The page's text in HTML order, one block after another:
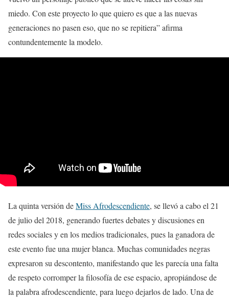
miedo. Con este proyecto lo que quiero es que a las nuevas
generaciones no pasen eso, que no se repitiera” afirma
contundentemente la modelo.
La quinta versión deMiss Afrodescendiente, se llevó a cabo el 21
de julio del 2018, generando fuertes debates y discusiones en
redes sociales y en los medios tradicionales, pues la ganadora de
este evento fue una mujer blanca. Muchas comunidades negras
expresaron su descontento, manifestando que les parecía una falta
de respeto corromper la filosofía de ese espacio, apropiándose de
la palabra afrodescendiente, para luego dejarlos de lado. Una de